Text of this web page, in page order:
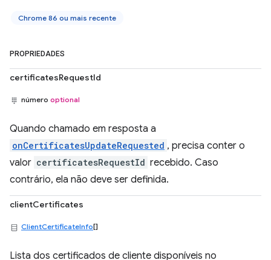
Chrome 86 ou mais recente
PROPRIEDADES
certificatesRequestId
número optional
Quando chamado em resposta a
onCertificatesUpdateRequested , precisa conter o
valor certificatesRequestId recebido. Caso
contrário, ela não deve ser definida.
clientCertificates
ClientCertificateInfo[]
Lista dos certificados de cliente disponíveis no